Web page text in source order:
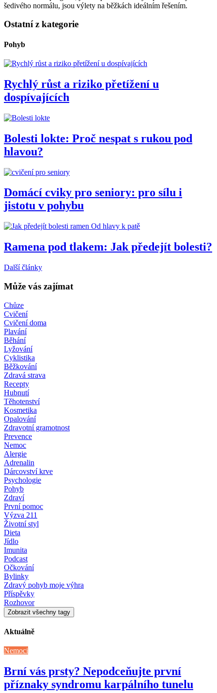
šedivého normálu, jsou výlety na běžkách ideálním řešením.
Ostatní z kategorie
Pohyb
Rychlý růst a riziko přetížení u
dospívajících
Bolesti lokte: Proč nespat s rukou pod
hlavou?
Domácí cviky pro seniory: pro sílu i
jistotu v pohybu
Od hlavy k patě
Ramena pod tlakem: Jak předejít bolesti?
Další články
Může vás zajímat
Chůze
Cvičení
Cvičení doma
Plavání
Běhání
Lyžování
Cyklistika
Běžkování
Zdravá strava
Recepty
Hubnutí
Těhotenství
Kosmetika
Opalování
Zdravotní gramotnost
Prevence
Nemoc
Alergie
Adrenalin
Dárcovství krve
Psychologie
Pohyb
Zdraví
První pomoc
Výzva 211
Životní styl
Dieta
Jídlo
Imunita
Podcast
Očkování
Bylinky
Zdravý pohyb moje výhra
Příspěvky
Rozhovor
Zobrazit všechny tagy
Aktuálně
Nemoci
Brní vás prsty? Nepodceňujte první
příznaky syndromu karpálního tunelu